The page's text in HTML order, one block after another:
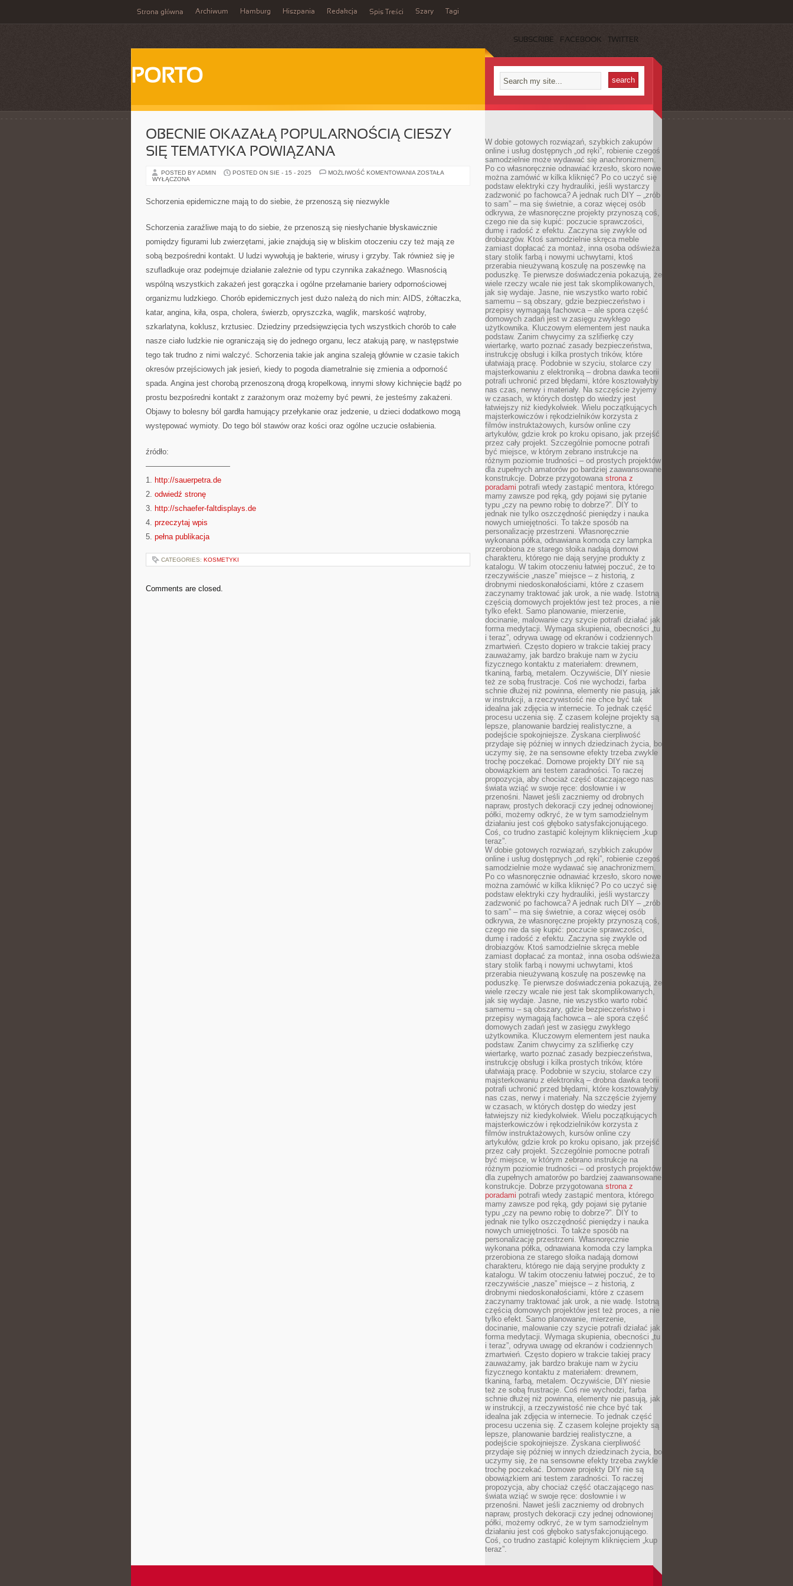
Strona główna Archiwum Hamburg Hiszpania Redakcja Spis Treści Szary Tagi
SUBSCRIBE FACEBOOK TWITTER
PORTO
OBECNIE OKAZAŁĄ POPULARNOŚCIĄ CIESZY
SIĘ TEMATYKA POWIĄZANA
POSTED BY ADMIN POSTED ON SIE - 15 - 2025 MOŻLIWOŚĆ KOMENTOWANIA OBECNIE
ZOSTAŁA
WYŁĄCZONA
Schorzenia epidemiczne mają to do siebie, że przenoszą się niezwykle
Schorzenia zaraźliwe mają to do siebie, że przenoszą się niesłychanie błyskawicznie
pomiędzy figurami lub zwierzętami, jakie znajdują się w bliskim otoczeniu czy też mają ze
sobą bezpośredni kontakt. U ludzi wywołują je bakterie, wirusy i grzyby. Tak również się je
szufladkuje oraz podejmuje działanie zależnie od typu czynnika zakaźnego. Własnością
wspólną wszystkich zakażeń jest gorączka i ogólne przełamanie bariery odpornościowej
organizmu ludzkiego. Chorób epidemicznych jest dużo należą do nich min: AIDS, żółtaczka,
katar, angina, kiła, ospa, cholera, świerzb, opryszczka, wąglik, marskość wątroby,
szkarlatyna, koklusz, krztusiec. Dziedziny przedsięwzięcia tych wszystkich chorób to całe
nasze ciało ludzkie nie ograniczają się do jednego organu, lecz atakują parę, w następstwie
tego tak trudno z nimi walczyć. Schorzenia takie jak angina szaleją głównie w czasie takich
okresów przejściowych jak jesień, kiedy to pogoda diametralnie się zmienia a odporność
spada. Angina jest chorobą przenoszoną drogą kropelkową, innymi słowy kichnięcie bądź po
prostu bezpośredni kontakt z zarażonym oraz możemy być pewni, że jesteśmy zakażeni.
Objawy to bolesny ból gardła hamujący przełykanie oraz jedzenie, u dzieci dodatkowo mogą
występować wymioty. Do tego ból stawów oraz kości oraz ogólne uczucie osłabienia.
źródło:
———————————
1. http://sauerpetra.de
2. odwiedź stronę
3. http://schaefer-faltdisplays.de
4. przeczytaj wpis
5. pełna publikacja
CATEGORIES: KOSMETYKI
Comments are closed.
W dobie gotowych rozwiązań, szybkich zakupów
online i usług dostępnych „od ręki”, robienie czegoś
samodzielnie może wydawać się anachronizmem.
Po co własnoręcznie odnawiać krzesło, skoro nowe
można zamówić w kilka kliknięć? Po co uczyć się
podstaw elektryki czy hydrauliki, jeśli wystarczy
zadzwonić po fachowca? A jednak ruch DIY – „zrób
to sam” – ma się świetnie, a coraz więcej osób
odkrywa, że własnoręczne projekty przynoszą coś,
czego nie da się kupić: poczucie sprawczości,
dumę i radość z efektu. Zaczyna się zwykle od
drobiazgów. Ktoś samodzielnie skręca meble
zamiast dopłacać za montaż, inna osoba odświeża
stary stolik farbą i nowymi uchwytami, ktoś
przerabia nieużywaną koszulę na poszewkę na
poduszkę. Te pierwsze doświadczenia pokazują, że
wiele rzeczy wcale nie jest tak skomplikowanych,
jak się wydaje. Jasne, nie wszystko warto robić
samemu – są obszary, gdzie bezpieczeństwo i
przepisy wymagają fachowca – ale spora część
domowych zadań jest w zasięgu zwykłego
użytkownika. Kluczowym elementem jest nauka
podstaw. Zanim chwycimy za szlifierkę czy
wiertarkę, warto poznać zasady bezpieczeństwa,
instrukcję obsługi i kilka prostych trików, które
ułatwiają pracę. Podobnie w szyciu, stolarce czy
majsterkowaniu z elektroniką – drobna dawka teorii
potrafi uchronić przed błędami, które kosztowałyby
nas czas, nerwy i materiały. Na szczęście żyjemy
w czasach, w których dostęp do wiedzy jest
łatwiejszy niż kiedykolwiek. Wielu początkujących
majsterkowiczów i rękodzielników korzysta z
filmów instruktażowych, kursów online czy
artykułów, gdzie krok po kroku opisano, jak przejść
przez cały projekt. Szczególnie pomocne potrafi
być miejsce, w którym zebrano instrukcje na
różnym poziomie trudności – od prostych projektów
dla zupełnych amatorów po bardziej zaawansowane
konstrukcje. Dobrze przygotowana strona z
poradami potrafi wtedy zastąpić mentora, którego
mamy zawsze pod ręką, gdy pojawi się pytanie
typu „czy na pewno robię to dobrze?”. DIY to
jednak nie tylko oszczędność pieniędzy i nauka
nowych umiejętności. To także sposób na
personalizację przestrzeni. Własnoręcznie
wykonana półka, odnawiana komoda czy lampka
przerobiona ze starego słoika nadają domowi
charakteru, którego nie dają seryjne produkty z
katalogu. W takim otoczeniu łatwiej poczuć, że to
rzeczywiście „nasze” miejsce – z historią, z
drobnymi niedoskonałościami, które z czasem
zaczynamy traktować jak urok, a nie wadę. Istotną
częścią domowych projektów jest też proces, a nie
tylko efekt. Samo planowanie, mierzenie,
docinanie, malowanie czy szycie potrafi działać jak
forma medytacji. Wymaga skupienia, obecności „tu
i teraz”, odrywa uwagę od ekranów i codziennych
zmartwień. Często dopiero w trakcie takiej pracy
zauważamy, jak bardzo brakuje nam w życiu
fizycznego kontaktu z materiałem: drewnem,
tkaniną, farbą, metalem. Oczywiście, DIY niesie
też ze sobą frustracje. Coś nie wychodzi, farba
schnie dłużej niż powinna, elementy nie pasują, jak
w instrukcji, a rzeczywistość nie chce być tak
idealna jak zdjęcia w internecie. To jednak część
procesu uczenia się. Z czasem kolejne projekty są
lepsze, planowanie bardziej realistyczne, a
podejście spokojniejsze. Zyskana cierpliwość
przydaje się później w innych dziedzinach życia, bo
uczymy się, że na sensowne efekty trzeba zwykle
trochę poczekać. Domowe projekty DIY nie są
obowiązkiem ani testem zaradności. To raczej
propozycja, aby chociaż część otaczającego nas
świata wziąć w swoje ręce: dosłownie i w
przenośni. Nawet jeśli zaczniemy od drobnych
napraw, prostych dekoracji czy jednej odnowionej
półki, możemy odkryć, że w tym samodzielnym
działaniu jest coś głęboko satysfakcjonującego.
Coś, co trudno zastąpić kolejnym kliknięciem „kup
teraz”.
W dobie gotowych rozwiązań, szybkich zakupów
online i usług dostępnych „od ręki”, robienie czegoś
samodzielnie może wydawać się anachronizmem.
Po co własnoręcznie odnawiać krzesło, skoro nowe
można zamówić w kilka kliknięć? Po co uczyć się
podstaw elektryki czy hydrauliki, jeśli wystarczy
zadzwonić po fachowca? A jednak ruch DIY – „zrób
to sam” – ma się świetnie, a coraz więcej osób
odkrywa, że własnoręczne projekty przynoszą coś,
czego nie da się kupić: poczucie sprawczości,
dumę i radość z efektu. Zaczyna się zwykle od
drobiazgów. Ktoś samodzielnie skręca meble
zamiast dopłacać za montaż, inna osoba odświeża
stary stolik farbą i nowymi uchwytami, ktoś
przerabia nieużywaną koszulę na poszewkę na
poduszkę. Te pierwsze doświadczenia pokazują, że
wiele rzeczy wcale nie jest tak skomplikowanych,
jak się wydaje. Jasne, nie wszystko warto robić
samemu – są obszary, gdzie bezpieczeństwo i
przepisy wymagają fachowca – ale spora część
domowych zadań jest w zasięgu zwykłego
użytkownika. Kluczowym elementem jest nauka
podstaw. Zanim chwycimy za szlifierkę czy
wiertarkę, warto poznać zasady bezpieczeństwa,
instrukcję obsługi i kilka prostych trików, które
ułatwiają pracę. Podobnie w szyciu, stolarce czy
majsterkowaniu z elektroniką – drobna dawka teorii
potrafi uchronić przed błędami, które kosztowałyby
nas czas, nerwy i materiały. Na szczęście żyjemy
w czasach, w których dostęp do wiedzy jest
łatwiejszy niż kiedykolwiek. Wielu początkujących
majsterkowiczów i rękodzielników korzysta z
filmów instruktażowych, kursów online czy
artykułów, gdzie krok po kroku opisano, jak przejść
przez cały projekt. Szczególnie pomocne potrafi
być miejsce, w którym zebrano instrukcje na
różnym poziomie trudności – od prostych projektów
dla zupełnych amatorów po bardziej zaawansowane
konstrukcje. Dobrze przygotowana strona z
poradami potrafi wtedy zastąpić mentora, którego
mamy zawsze pod ręką, gdy pojawi się pytanie
typu „czy na pewno robię to dobrze?”. DIY to
jednak nie tylko oszczędność pieniędzy i nauka
nowych umiejętności. To także sposób na
personalizację przestrzeni. Własnoręcznie
wykonana półka, odnawiana komoda czy lampka
przerobiona ze starego słoika nadają domowi
charakteru, którego nie dają seryjne produkty z
katalogu. W takim otoczeniu łatwiej poczuć, że to
rzeczywiście „nasze” miejsce – z historią, z
drobnymi niedoskonałościami, które z czasem
zaczynamy traktować jak urok, a nie wadę. Istotną
częścią domowych projektów jest też proces, a nie
tylko efekt. Samo planowanie, mierzenie,
docinanie, malowanie czy szycie potrafi działać jak
forma medytacji. Wymaga skupienia, obecności „tu
i teraz”, odrywa uwagę od ekranów i codziennych
zmartwień. Często dopiero w trakcie takiej pracy
zauważamy, jak bardzo brakuje nam w życiu
fizycznego kontaktu z materiałem: drewnem,
tkaniną, farbą, metalem. Oczywiście, DIY niesie
też ze sobą frustracje. Coś nie wychodzi, farba
schnie dłużej niż powinna, elementy nie pasują, jak
w instrukcji, a rzeczywistość nie chce być tak
idealna jak zdjęcia w internecie. To jednak część
procesu uczenia się. Z czasem kolejne projekty są
lepsze, planowanie bardziej realistyczne, a
podejście spokojniejsze. Zyskana cierpliwość
przydaje się później w innych dziedzinach życia, bo
uczymy się, że na sensowne efekty trzeba zwykle
trochę poczekać. Domowe projekty DIY nie są
obowiązkiem ani testem zaradności. To raczej
propozycja, aby chociaż część otaczającego nas
świata wziąć w swoje ręce: dosłownie i w
przenośni. Nawet jeśli zaczniemy od drobnych
napraw, prostych dekoracji czy jednej odnowionej
półki, możemy odkryć, że w tym samodzielnym
działaniu jest coś głęboko satysfakcjonującego.
Coś, co trudno zastąpić kolejnym kliknięciem „kup
teraz”.